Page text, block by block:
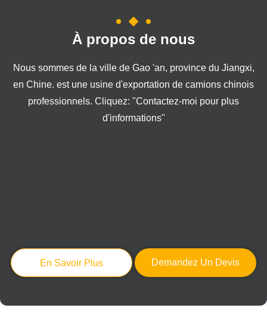
À propos de nous
Nous sommes de la ville de Gao 'an, province du Jiangxi,
en Chine. est une usine d'exportation de camions chinois
professionnels. Cliquez: "Contactez-moi pour plus
d'informations"
En Savoir Plus Demandez Un Devis